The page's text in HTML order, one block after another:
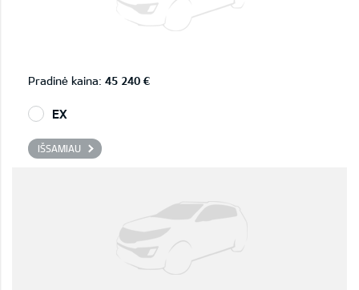
Pradinė kaina: 45 240 €
EX
IŠSAMIAU